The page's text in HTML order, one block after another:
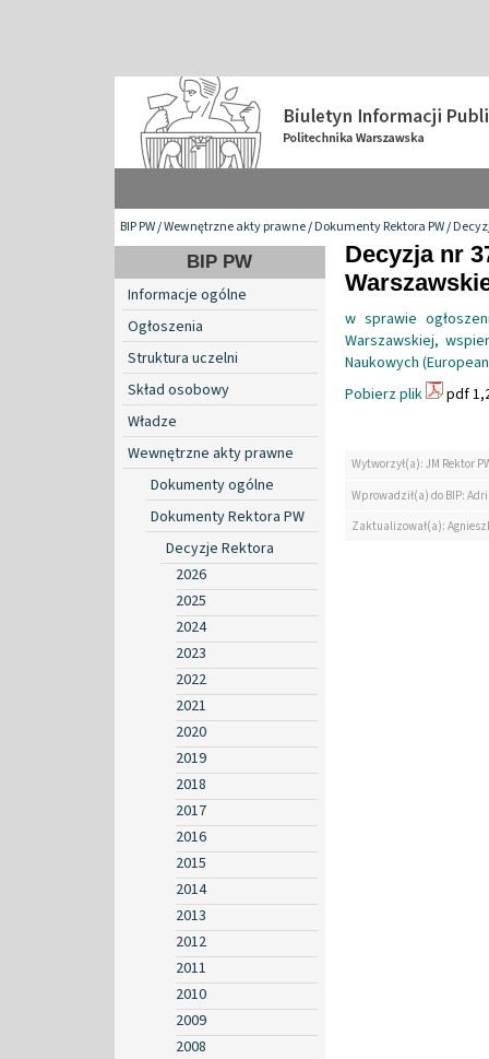
BIP PW/Wewnętrzne akty prawne/Dokumenty Rektora PW/
BIP PW
Informacje ogólne
Ogłoszenia
Struktura uczelni
Skład osobowy
Władze
Wewnętrzne akty prawne
Dokumenty ogólne
Dokumenty Rektora PW
Decyzje Rektora
2026
2025
2024
2023
2022
2021
2020
2019
2018
2017
2016
2015
2014
2013
2012
2011
2010
2009
2008
Decyzja nr
w sprawie
Warszawskiej,
Naukowych
Pobierz plik
pdf
Wytworzył(a): JM Rektor
Wprowadził(a) do BIP:
Zaktualizował(a):